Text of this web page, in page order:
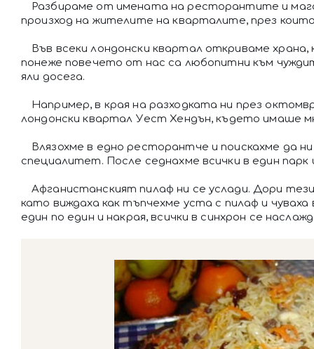
Разбираме от имената на ресторантите и
произход на жителите на кварталите, през
Във всеки лондонски квартал откриваме
понеже повечето от нас са любопитни към
яли досега.
Например, в края на разходката ни през
лондонски квартал Уест Хендън, където имаше
Влязохме в едно ресторантче и поискахме да
специалитет. После седнахме всички в един
Афганистанският пилаф ни се услади. Дори
като виждаха как тъпчехме уста с пилаф и
един по един и накрая, всички в синхрон се